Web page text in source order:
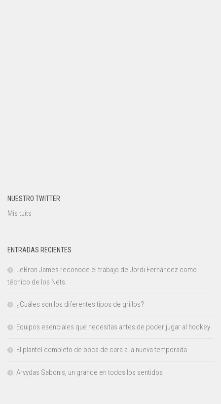
NUESTRO TWITTER
Mis tuits
ENTRADAS RECIENTES
LeBron James reconoce el trabajo de Jordi Fernández como
técnico de los Nets.
¿Cuáles son los diferentes tipos de grillos?
Equipos esenciales que necesitas antes de poder jugar al hockey
El plantel completo de boca de cara a la nueva temporada
Arvydas Sabonis, un grande en todos los sentidos